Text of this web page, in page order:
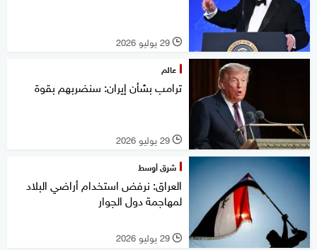
l 29 يوليو 2026
عالم
ترامب بشأن إيران: سنضربهم بقوة
l 29 يوليو 2026
شرق أوسط
العراق: نرفض استخدام أراضي البلاد
لمهاجمة دول الجوار
l 29 يوليو 2026